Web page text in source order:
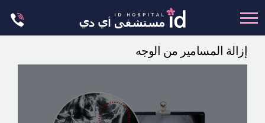
to
content
إزالة المسامير من الوجه